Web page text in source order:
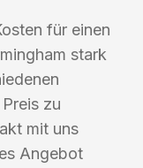
für einen
stark
zu
mit uns
Angebot